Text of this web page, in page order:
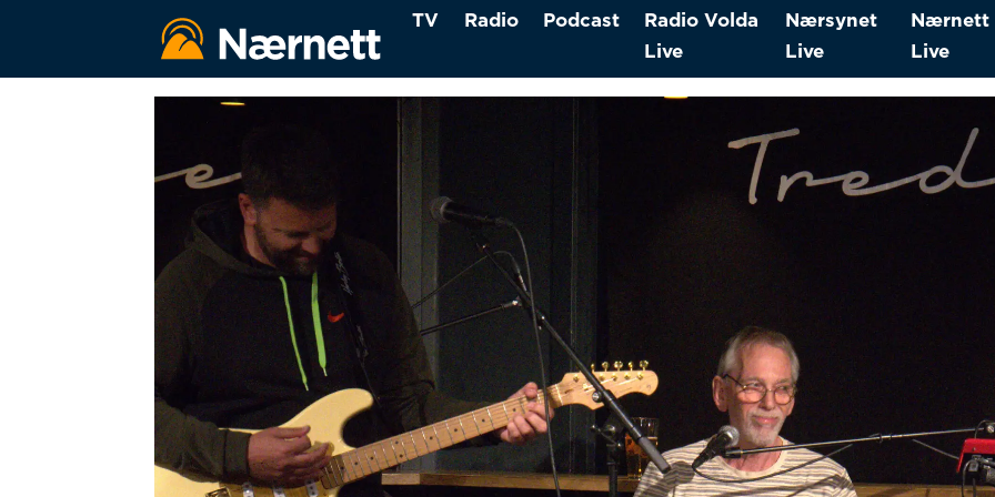
TV Radio Podcast
Radio Volda
Live
Nærsynet
Live
Nærnett
Live